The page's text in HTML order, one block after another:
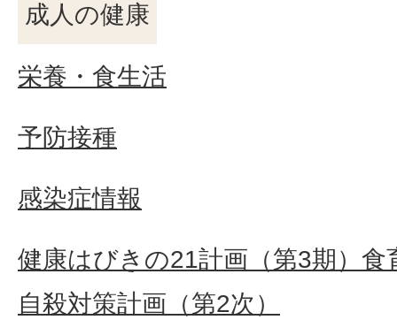
成人の健康
栄養・食生活
予防接種
感染症情報
健康はびきの21計画（第3期）食
自殺対策計画（第2次）